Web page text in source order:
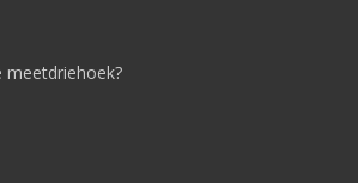
meetdriehoek?